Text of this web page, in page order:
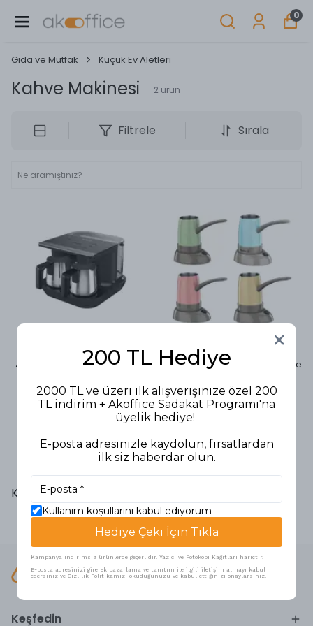
0
Gıda ve Mutfak Küçük Ev Aletleri
Kahve Makinesi 2 ürün
Filtrele Sırala
Arçelik
Arçelik Türk Kahvesi Makinesi
16.200,00 TL
Korkmaz
Korkmaz Smart Elektrikli Cezve
3.654,00 TL
1
Kahve Makinesi
Keşfedin
200 TL Hediye
2000 TL ve üzeri ilk alışverişinize özel 200
TL indirim + Akoffice Sadakat Programı'na
üyelik hediye!
E-posta adresinizle kaydolun, fırsatlardan
ilk siz haberdar olun.
Kullanım koşullarını kabul ediyorum
Hediye Çeki İçin Tıkla
Kampanya indirimsiz ürünlerde geçerlidir. Yazıcı ve Fotokopi Kağıtları hariçtir.
E-posta adresinizi girerek pazarlama ve tanıtım ile ilgili iletişim almayı kabul
edersiniz ve Gizlilik Politikamızı okuduğunuzu ve kabul ettiğinizi onaylarsınız.